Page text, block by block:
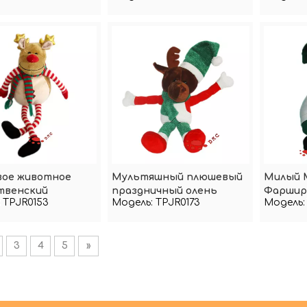
животное
олень
TPJR0153
Мультяшный плюшевый
праздничный олень
Модель: TPJR0173
Милый
Модель:
3 4 5 »